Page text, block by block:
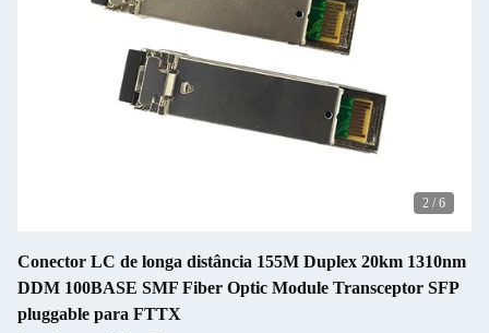
2 / 6
Conector LC de longa distância 155M Duplex 20km 1310nm
DDM 100BASE SMF Fiber Optic Module Transceptor SFP
pluggable para FTTX